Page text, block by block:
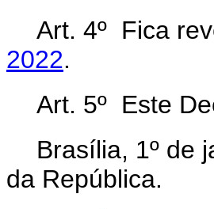
Art. 4º Fica
2022.
Art. 5º Este
Brasília, 1º de
da República.